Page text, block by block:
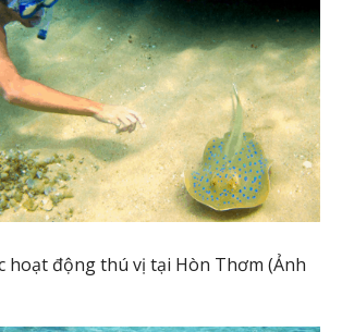
hoạt động thú vị tại Hòn Thơm (Ảnh